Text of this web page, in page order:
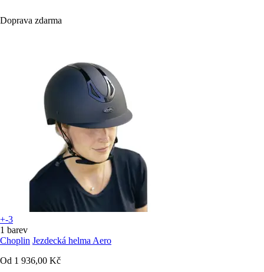
Doprava zdarma
+-3
1 barev
Choplin Jezdecká helma Aero
Od 1 936,00 Kč